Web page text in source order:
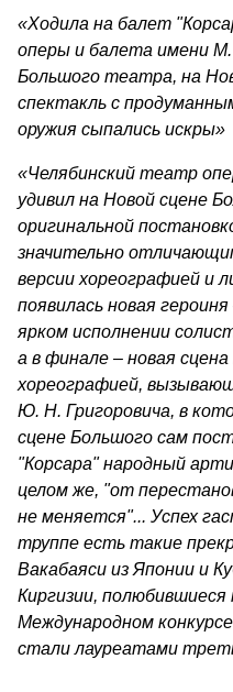
«Ходила на балет
оперы и балета имени М.
Большого театра, на
спектакль с
оружия сыпались искры»
«Челябинский театр
удивил на Новой сцене
оригинальной
значительно
версии хореографией и
появилась новая
ярком исполнении
а в финале – новая
хореографией,
Ю. Н. Григоровича, в
сцене Большого сам
"Корсара" народный
целом же, "от
не меняется"... Успех
труппе есть такие
Вакабаяси из Японии и
Киргизии, полюбившиеся
Международном
стали лауреатами